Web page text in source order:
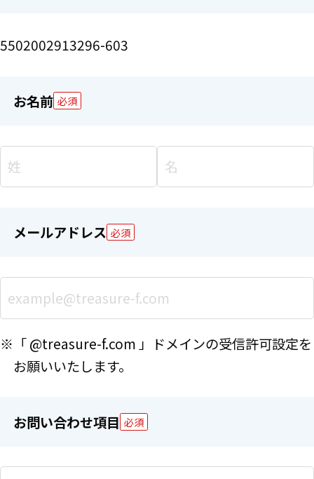
5502002913296-603
お名前 必須
メールアドレス 必須
※「 @treasure-f.com 」ドメインの受信許可設定を
お願いいたします。
お問い合わせ項目 必須